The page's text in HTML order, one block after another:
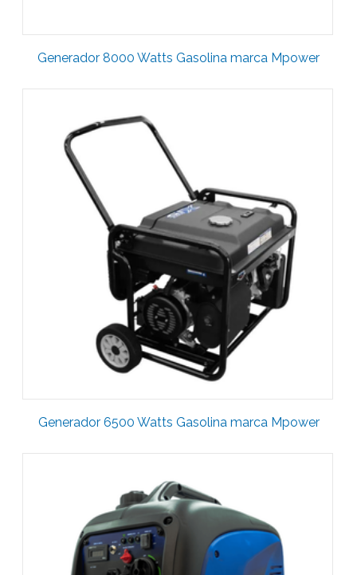
Generador 8000 Watts Gasolina marca Mpower
Generador 6500 Watts Gasolina marca Mpower